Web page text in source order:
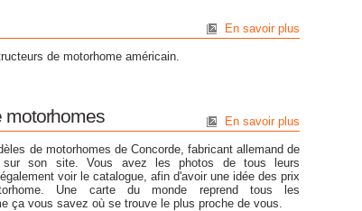
En savoir plus
de motorhome américain.
En savoir plus
motorhomes
de motorhomes de Concorde, fabricant allemand de
sur son site. Vous avez les photos de tous leurs
voir le catalogue, afin d'avoir une idée des prix
Une carte du monde reprend tous les
ça vous savez où se trouve le plus proche de vous.